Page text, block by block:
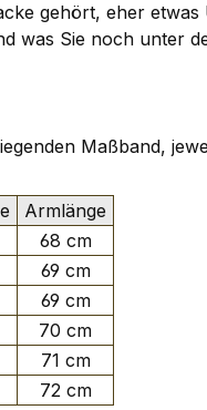
gehört, eher
was Sie noch unter
Maßband,
Armlänge
68 cm
69 cm
69 cm
70 cm
71 cm
72 cm